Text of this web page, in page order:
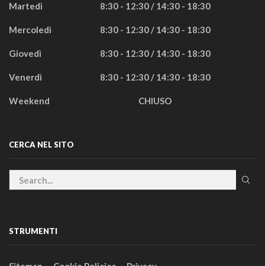
Martedì 8:30 - 12:30 / 14:30 - 18:30
Mercoledì 8:30 - 12:30 / 14:30 - 18:30
Giovedì 8:30 - 12:30 / 14:30 - 18:30
Venerdì 8:30 - 12:30 / 14:30 - 18:30
Weekend CHIUSO
CERCA NEL SITO
STRUMENTI